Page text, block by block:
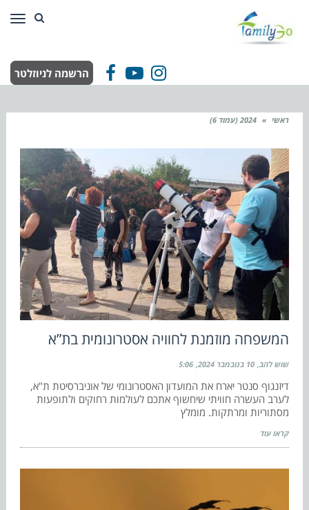
Facebook
YouTube
Instagram הרשמה לניוזלטר
ראשי » 2024 (עמוד 6)
המשפחה מוזמנת לחוויה אסטרונומית בת”א
שוש להב 10 בנובמבר 2024 5:06
דיזנגוף סנטר יארח את המועדון האסטרונומי של אוניברסיטת ת"א,
לערב העשרה חוויתי שיחשוף אתכם לעולמות רחוקים ולתופעות
מסתוריות ומרתקות. מומלץ
קראו עוד